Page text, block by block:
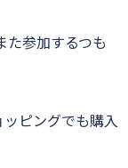
た参加するつも
ピングでも購入